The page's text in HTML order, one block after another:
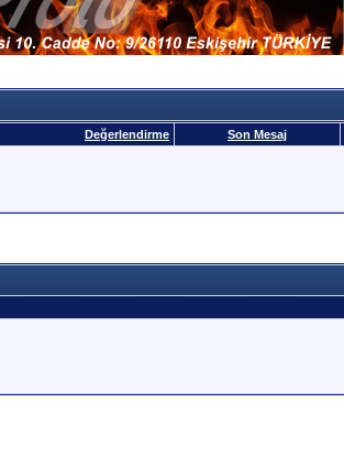
Değerlendirme Son Mesaj